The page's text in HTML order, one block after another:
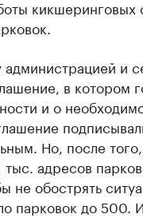
и
в котором
и о
Но, после
тыс. адресов
не обострять
парковок до 500.